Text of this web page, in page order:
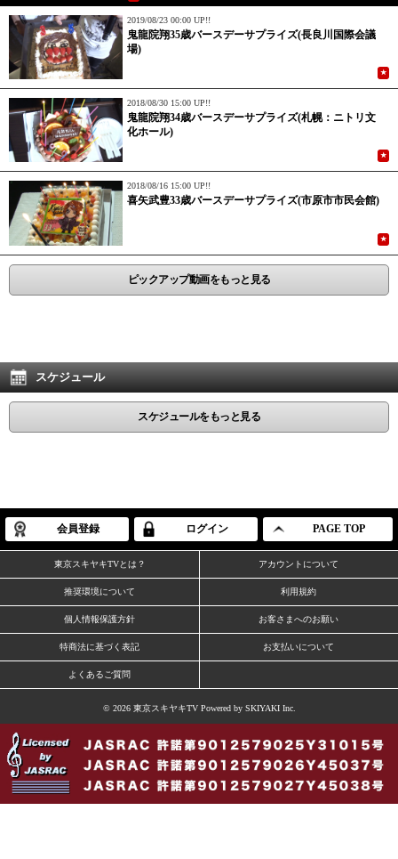
2019/08/23 00:00 UP!!
鬼龍院翔35歳バースデーサプライズ(長良川国際会議
場)
★
2018/08/30 15:00 UP!!
鬼龍院翔34歳バースデーサプライズ(札幌：ニトリ文
化ホール)
★
2018/08/16 15:00 UP!!
喜矢武豊33歳バースデーサプライズ(市原市市民会館)
★
ピックアップ動画をもっと見る
スケジュール
スケジュールをもっと見る
会員登録 ログイン PAGE TOP
東京スキヤキTVとは？ アカウントについて
推奨環境について 利用規約
個人情報保護方針 お客さまへのお願い
特商法に基づく表記 お支払いについて
よくあるご質問
© 2026 東京スキヤキTV Powered by SKIYAKI Inc.